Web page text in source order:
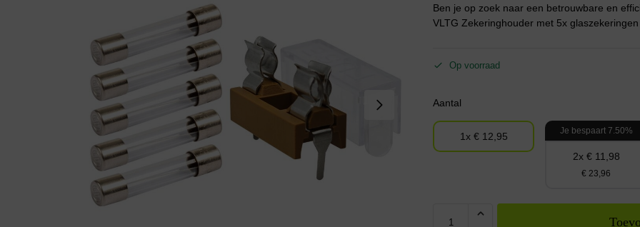
Ben je op zoek naar een betrouwbare en
VLTG Zekeringhouder met 5x
Op voorraad
Aantal
1x € 12,95 Je bespaart 7.50%
2x € 11,98
€ 23,96